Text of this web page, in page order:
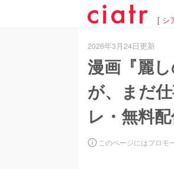
[ シ
2026年3月24日更新
漫画『麗
が、まだ
レ・無料
このページにはプロモ